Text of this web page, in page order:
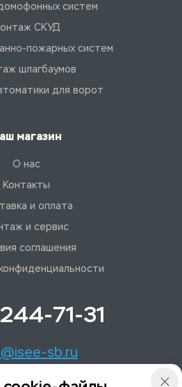
систем
СКУД
пожарных систем
шлагбаумов
для ворот
магазин
О нас
Контакты
и оплата
и сервис
соглашения
244-71-31
sb.ru